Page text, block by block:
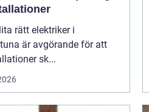
rätt elektriker i
är avgörande för att
sk...